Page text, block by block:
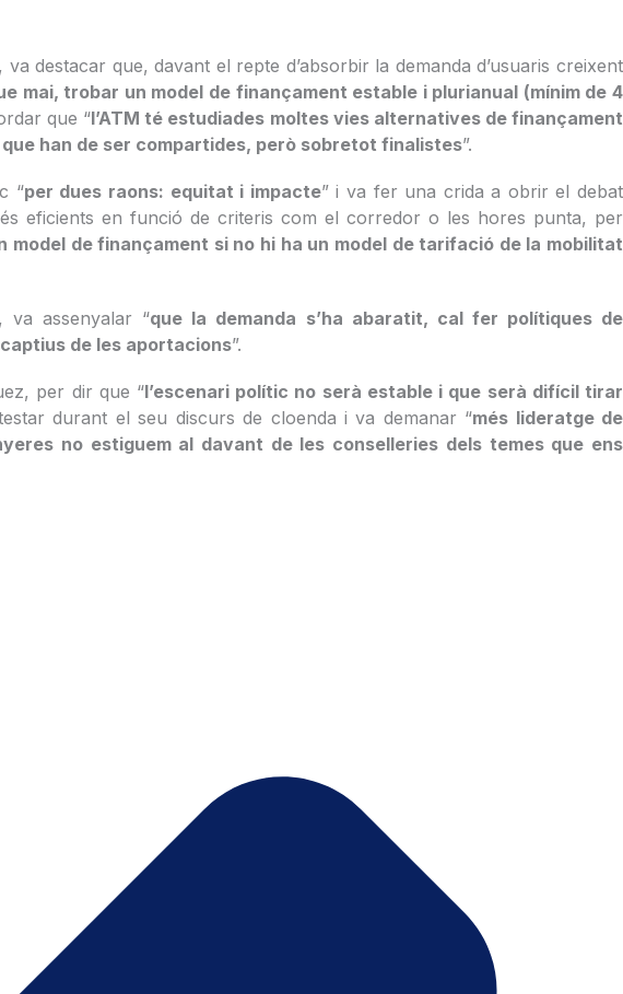
destacar que, davant el repte d’absorbir la demanda d’usuaris creixent
mai, trobar un model de finançament estable i plurianual (mínim de 4
que “l’ATM té estudiades moltes vies alternatives de finançament
han de ser compartides, però sobretot finalistes”.
“per dues raons: equitat i impacte” i va fer una crida a obrir el debat
eficients en funció de criteris com el corredor o les hores punta, per
model de finançament si no hi ha un model de tarifació de la mobilitat
va assenyalar “que la demanda s’ha abaratit, cal fer polítiques de
de les aportacions”.
per dir que “l’escenari polític no serà estable i que serà difícil tirar
durant el seu discurs de cloenda i va demanar “més lideratge de
no estiguem al davant de les conselleries dels temes que ens